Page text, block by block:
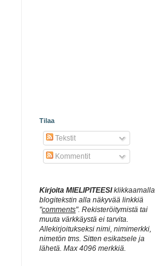
Tilaa
Tekstit
Kommentit
Kirjoita MIELIPITEESIklikkaamalla
blogitekstin alla näkyvää linkkiä
"comments". Rekisteröitymistä tai
muuta värkkäystä ei tarvita.
Allekirjoitukseksi nimi, nimimerkki,
nimetön tms. Sitten esikatsele ja
lähetä. Max 4096 merkkiä.